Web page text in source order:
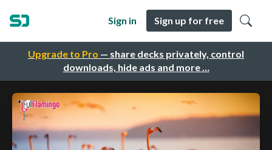
Upgrade to Pro — share decks privately, control
downloads, hide ads and more …
Sign in Sign up for free